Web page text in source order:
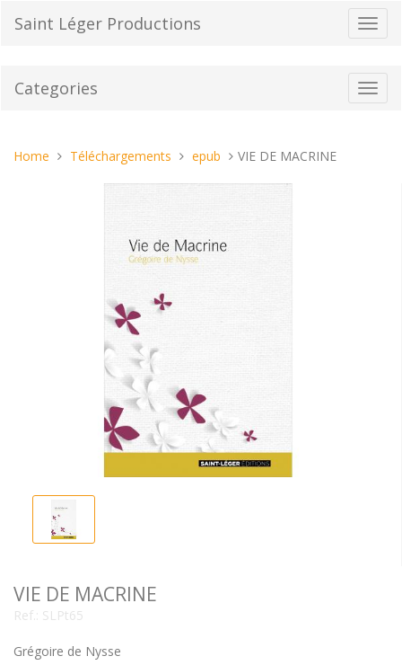
Saint Léger Productions
Categories
You
Home Téléchargements epub VIE DE MACRINE
VIE DE MACRINE
Ref.: SLPt65
Grégoire de Nysse